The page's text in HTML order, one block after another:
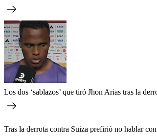
Los dos ‘sablazos’ que tiró Jhon Arias tras la
Tras la derrota contra Suiza prefirió no hablar